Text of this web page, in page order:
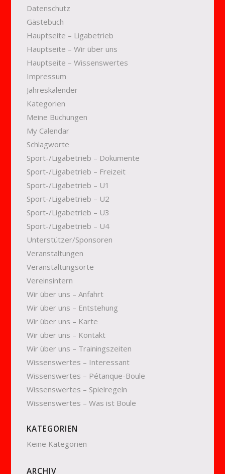
Datenschutz
Gästebuch
Hauptseite – Ligabetrieb
Hauptseite – Wir über uns
Hauptseite – Wissenswertes
Impressum
Jahreskalender
Kategorien
Meine Buchungen
My Calendar
Schlagworte
Sport-/Ligabetrieb – Dokumente
Sport-/Ligabetrieb – Freizeit
Sport-/Ligabetrieb – U1
Sport-/Ligabetrieb – U2
Sport-/Ligabetrieb – U3
Sport-/Ligabetrieb – U4
Unterstützer/Sponsoren
Veranstaltungen
Veranstaltungsorte
Vereinsintern
Wir über uns – Anfahrt
Wir über uns – Entstehung
Wir über uns – Karte
Wir über uns – Kontakt
Wir über uns – Trainingszeiten
Wissenswertes – Interessant
Wissenswertes – Pétanque-Boule
Wissenswertes – Spielregeln
Wissenswertes – Was ist Boule
KATEGORIEN
Keine Kategorien
ARCHIV